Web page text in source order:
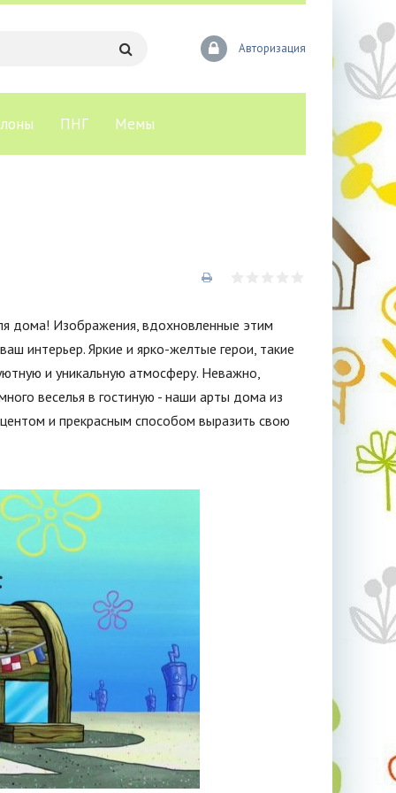
Авторизация
ПНГ Мемы
дома! Изображения, вдохновленные этим
интерьер. Яркие и ярко-желтые герои, такие
и уникальную атмосферу. Неважно,
веселья в гостиную - наши арты дома из
и прекрасным способом выразить свою